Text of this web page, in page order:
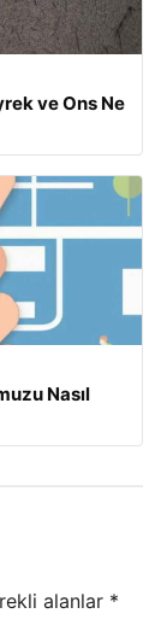
ve Ons Ne
Nasıl
alanlar *